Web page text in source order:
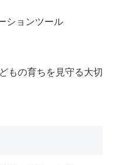
ションツール
もの育ちを見守る大切